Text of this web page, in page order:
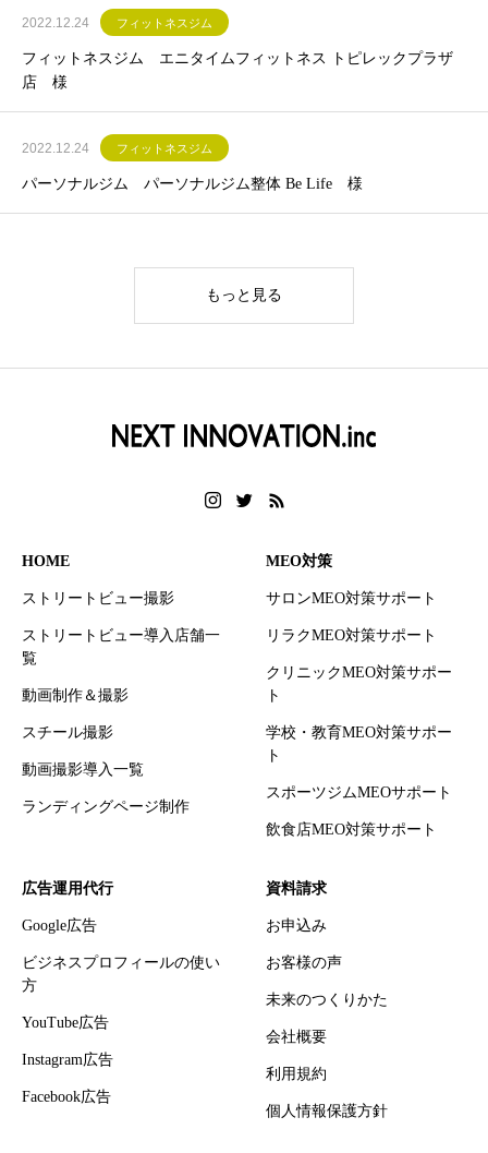
2022.12.24 フィットネスジム
フィットネスジム エニタイムフィットネス トピレックプラザ
店 様
2022.12.24 フィットネスジム
パーソナルジム パーソナルジム整体 Be Life 様
もっと見る
HOME
ストリートビュー撮影
ストリートビュー導入店舗一
覧
動画制作＆撮影
スチール撮影
動画撮影導入一覧
ランディングページ制作
MEO対策
サロンMEO対策サポート
リラクMEO対策サポート
クリニックMEO対策サポー
ト
学校・教育MEO対策サポー
ト
スポーツジムMEOサポート
飲食店MEO対策サポート
広告運用代行
Google広告
ビジネスプロフィールの使い
方
YouTube広告
Instagram広告
Facebook広告
資料請求
お申込み
お客様の声
未来のつくりかた
会社概要
利用規約
個人情報保護方針